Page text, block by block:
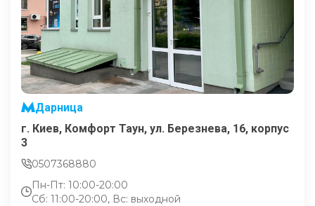
Дарница
г. Киев, Комфорт Таун, ул. Березнева, 16, корпус
3
0507368880
Пн-Пт: 10:00-20:00
Сб: 11:00-20:00, Вс: выходной